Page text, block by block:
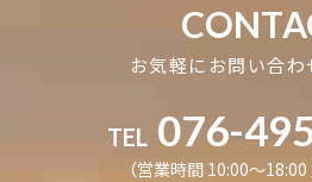
お気軽にお問い合わ
TEL 076-
（営業時間 10:00〜18:00